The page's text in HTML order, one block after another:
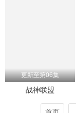
更新至第06集
战神联盟